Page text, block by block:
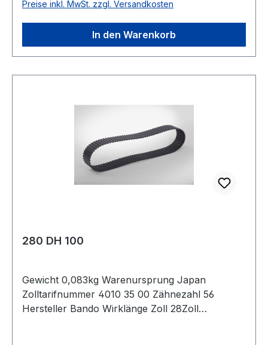
DIN 5296 antistatisch ja
Preise inkl. MwSt. zzgl. Versandkosten
In den Warenkorb
280 DH 100
Gewicht 0,083kg Warenursprung Japan
Zolltarifnummer 4010 35 00 Zähnezahl 56
Hersteller Bando Wirklänge Zoll 28Zoll